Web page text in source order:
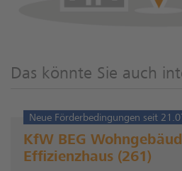
Das könnte Sie auch
Neue Förderbedingungen seit
KfW BEG
Effizienzhaus (261)